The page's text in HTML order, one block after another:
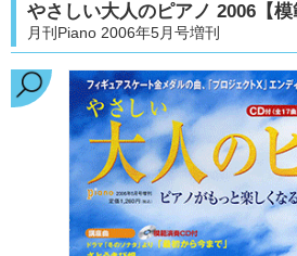
やさしい大人のピアノ 2006【模
月刊Piano 2006年5月号増刊